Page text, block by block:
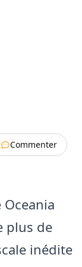
Commenter
plus de
inédite